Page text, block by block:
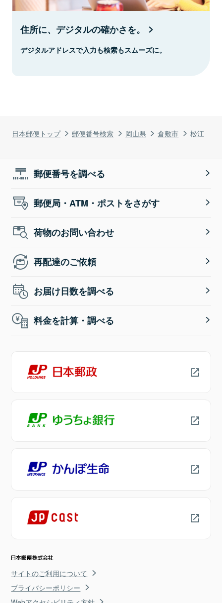
日本郵便トップ 郵便番号検索 岡山県 倉敷市 松江
住所に、デジタルの確かさを。
デジタルアドレスで入力も検索もスムーズに。
郵便番号を調べる
郵便局・ATM・ポストをさがす
荷物のお問い合わせ
再配達のご依頼
お届け日数を調べる
料金を計算・調べる
サイトのご利用について
プライバシーポリシー